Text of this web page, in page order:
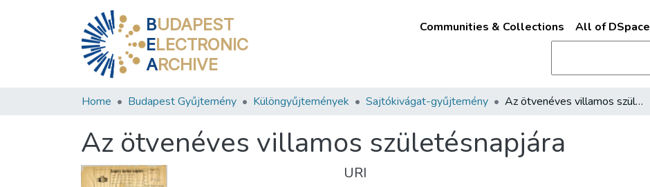
BUDAPEST
ELECTRONIC
ARCHIVE
Communities & Collections All of DSpace
Home Budapest Gyűjtemény Különgyűjtemények Sajtókivágat-gyűjtemény Az ötvenéves villamos születésnapjára
Az ötvenéves villamos születésnapjára
URI